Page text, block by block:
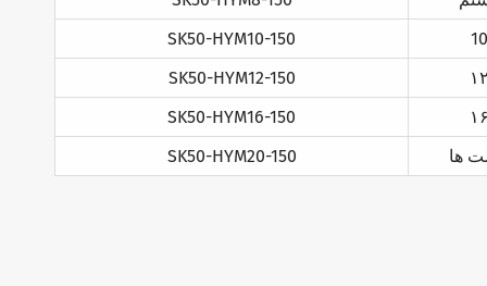
SK50-HYM10-150
10
SK50-HYM12-150
SK50-HYM16-150
SK50-HYM20-150
ها